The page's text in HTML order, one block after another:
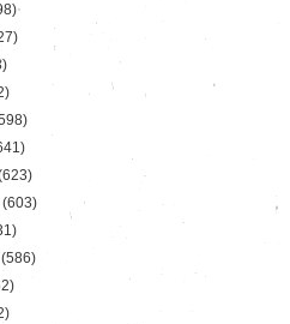
(603)
(586)